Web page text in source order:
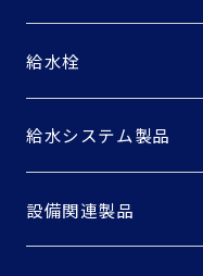
給水栓
給水システム製品
設備関連製品